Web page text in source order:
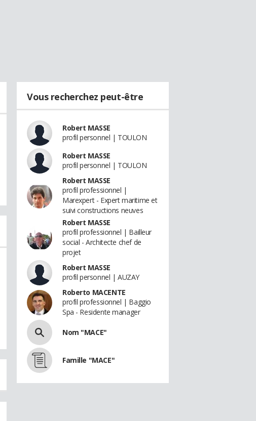
Vous recherchez peut-être
Robert MASSE
profil personnel | TOULON
Robert MASSE
profil personnel | TOULON
Robert MASSE
profil professionnel |
Marexpert - Expert maritime et
suivi constructions neuves
Robert MASSE
profil professionnel | Bailleur
social - Architecte chef de
projet
Robert MASSE
profil personnel | AUZAY
Roberto MACENTE
profil professionnel | Baggio
Spa - Residente manager
Nom "MACE"
Famille "MACE"